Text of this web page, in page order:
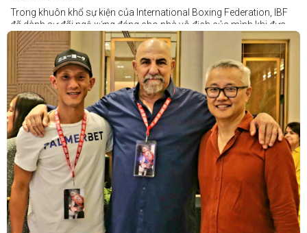
Trong khuôn khổ sự kiện của International Boxing Federation, IBF
đã dành sự đãi ngộ xứng đáng cho nhà vô địch của mình khi đưa
Taduran đến Việt Nam bằng vé hạng thương gia.
Một chuyến đi hoàn toàn xứng đáng cho một “chiến binh đường xa”
thực thụ